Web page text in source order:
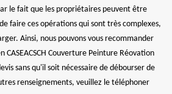
le fait que les propriétaires peuvent être
faire ces opérations qui sont très complexes,
Ainsi, nous pouvons vous recommander
Couverture Peinture Réovation
sans qu'il soit nécessaire de débourser de
renseignements, veuillez le téléphoner